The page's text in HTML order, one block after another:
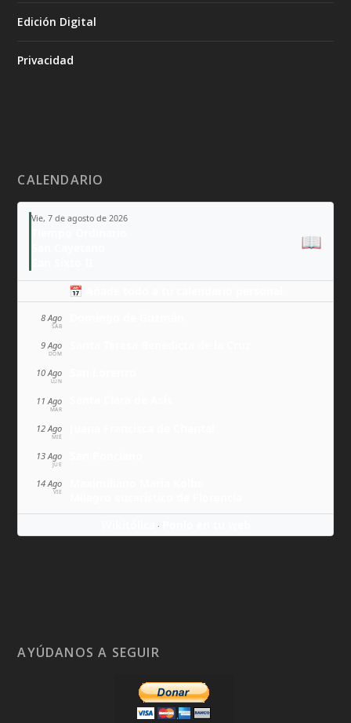
Edición Digital
Privacidad
CALENDARIO
Vie, 7 de agosto de 2026
📖
📅 Añade todo a tu calendario personal
8 Ago
SÁB
9 Ago
DOM
10 Ago
LUN
11 Ago
MAR
12 Ago
MIÉ
13 Ago
JUE
14 Ago
VIE
·
AYÚDANOS A SEGUIR